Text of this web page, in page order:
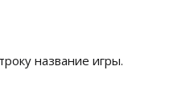
название игры.